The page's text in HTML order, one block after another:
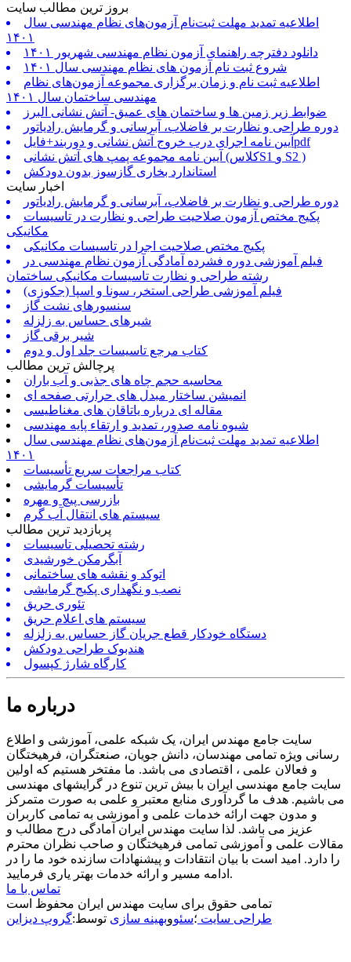
بروز ترین مطالب سایت
اطلاعیه تمدید مهلت ثبت‌نام آزمون‌های نظام مهندسی سال
۱۴۰۱
دانلود دفترچه راهنمای آزمون نظام مهندسی شهریور ۱۴۰۱
شروع ثبت نام آزمون های نظام مهندسی سال ۱۴۰۱
اطلاعیه ثبت نام و زمان برگزاری مجموعه آزمون‌های نظام
مهندسی ساختمان سال ۱۴۰۱
ضوابط زیر زمین ها و ساختمان های عمیق- آتش نشانی البرز
دوره طراحی و نظارت بر فاضلاب، آبرسانی و گرمایش رادیاتور
آیین نامه اجرای درب خروج آتش نشانی و دوربند+فایلpdf
آیین نامه مجموعه پمپ های آتش نشانی (کلاسS1 و S2 )
استاندارد بخاری گازسوز بدون دودکش
اخبار سایت
دوره طراحی و نظارت بر فاضلاب، آبرسانی و گرمایش رادیاتور
پکیج مختص آزمون صلاحیت طراحی و نظارت در تاسیسات
مکانیکی
پکیج مختص صلاحیت اجرا در تاسیسات مکانیکی
فیلم آموزشی دوره فشرده آمادگی آزمون نظام مهندسی در
رشته طراحی و نظارت تاسیسات مکانیکی ساختمان
فیلم آموزشی طراحی استخر، سونا و اسپا (جکوزی)
سنسورهای نشت گاز
شیرهای حساس به زلزله
شیر برقی گاز
کتاب مرجع تاسیسات جلد اول و دوم
پرچالش ترین مطالب
محاسبه حجم چاه های جذبی و آب باران
انمیشن ساختار مبدل های حرارتی صفحه ای
مقاله ای درباره یاتاقان های مغناطیسی
شیوه نامه صدور، تمدید و ارتقاء پایه مهندسی
اطلاعیه تمدید مهلت ثبت‌نام آزمون‌های نظام مهندسی سال
۱۴۰۱
کتاب مراجعات سریع تأسیسات
تأسیسات گرمایشی
بازرسی پیچ و مهره
سیستم های انتقال آب گرم
پربازدید ترین مطالب
رشته تحصیلی تاسیسات
آبگرمکن خورشیدی
اتوکد و نقشه های ساختمانی
نصب و نگهداری پکیج گرمایشی
تئوری حریق
سیستم های اعلام حریق
دستگاه خودکار قطع جریان گاز حساس به زلزله
هندبوک طراحی دودکش
کارگاه شارژ کپسول
درباره ما
سایت جامع مهندس ایران، یک شبکه علمی، آموزشی و اطلاع
رسانی ویژه تمامی مهندسان، دانش جویان، صنعتگران، فرهیختگان
و فعالان علمی ، اقتصادی می باشد. ما مفتخر هستیم که اولین
سایت جامع مهندسی ایران با بیش ترین تنوع در گرایشهای مهندسی
می باشیم. هدف ما گردآوری منابع معتبر و علمی به صورت متمرکز
و مدون جهت ارائه خدمات علمی و آموزشی به تمامی کاربران
عزیز می باشد. لذا سایت مهندس ایران آمادگی درج مطالب و
مقالات علمی و آموزشی تمامی فرهیختگان و صاحب نظران محترم
را دارد. امید است با بیان انتقادات و پیشنهادات سازنده خود ما را در
ادامه مسیر و ارائه خدمات بهتر یاری فرمایید.
تماس با ما
تمامی حقوق برای سایت مهندس ایران محفوظ است
طراحی سایت ؛سئووبهینه سازی توسط:گروپ دیزاین